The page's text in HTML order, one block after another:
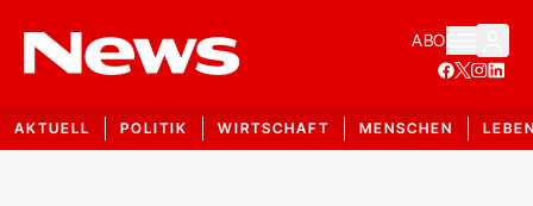
ABO
AKTUELL POLITIK WIRTSCHAFT MENSCHEN